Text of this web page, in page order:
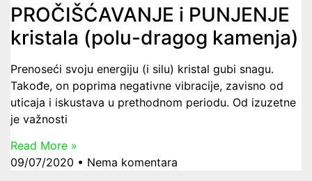
PROČIŠĆAVANJE i PUNJENJE
kristala (polu-dragog kamenja)
Prenoseći svoju energiju (i silu) kristal gubi snagu.
Takođe, on poprima negativne vibracije, zavisno od
uticaja i iskustava u prethodnom periodu. Od izuzetne
je važnosti
Read More »
09/07/2020
Nema komentara